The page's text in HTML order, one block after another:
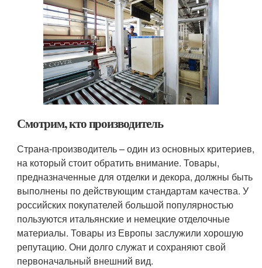
Смотрим, кто производитель
Страна-производитель – один из основных критериев,
на который стоит обратить внимание. Товары,
предназначенные для отделки и декора, должны быть
выполнены по действующим стандартам качества. У
российских покупателей большой популярностью
пользуются итальянские и немецкие отделочные
материалы. Товары из Европы заслужили хорошую
репутацию. Они долго служат и сохраняют свой
первоначальный внешний вид.